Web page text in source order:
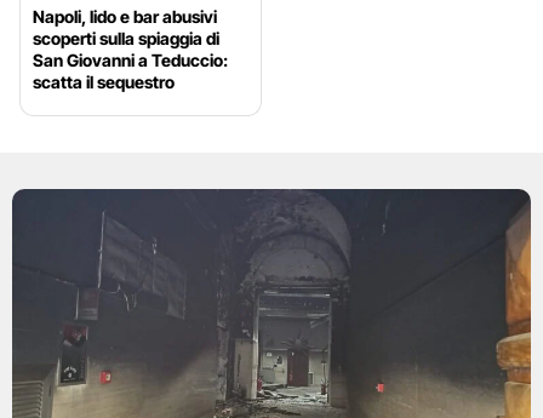
Napoli, lido e bar abusivi
scoperti sulla spiaggia di
San Giovanni a Teduccio:
scatta il sequestro